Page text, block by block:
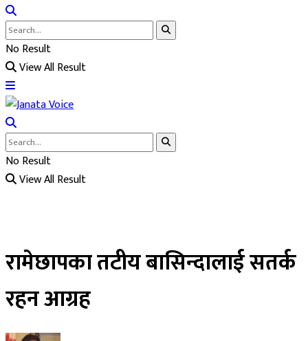
No Result
View All Result
No Result
View All Result
रामेछापका तटीय बासिन्दालाई सतर्क
रहन आग्रह